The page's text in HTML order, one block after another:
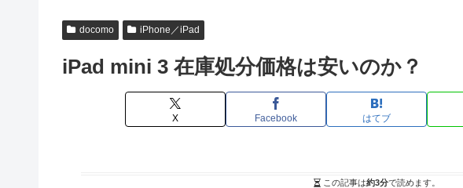
docomo iPhone／iPad
iPad mini 3 在庫処分価格は安いのか？
X Facebook はてブ
この記事は約3分で読めます。